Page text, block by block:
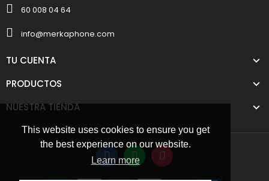
This website uses cookies to ensure you get
the best experience on our website.
Learn more
60 008 04 64
info@merkaphone.com
TU CUENTA
PRODUCTOS
NUESTRA TIENDA